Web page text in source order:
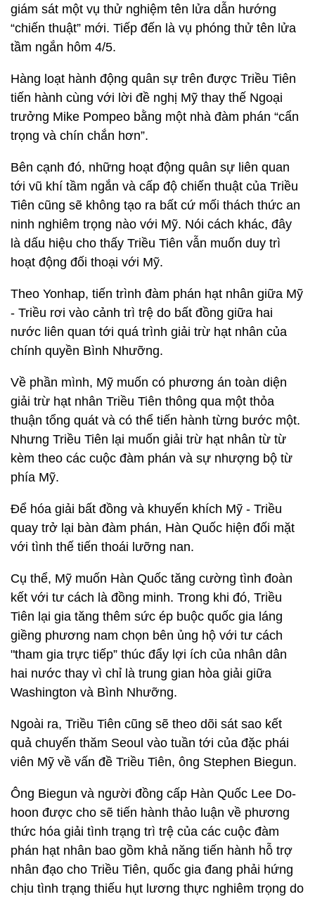
giám sát một vụ thử nghiệm tên lửa dẫn hướng
“chiến thuật” mới. Tiếp đến là vụ phóng thử tên lửa
tầm ngắn hôm 4/5.
Hàng loạt hành động quân sự trên được Triều Tiên
tiến hành cùng với lời đề nghị Mỹ thay thế Ngoại
trưởng Mike Pompeo bằng một nhà đàm phán “cẩn
trọng và chín chắn hơn”.
Bên cạnh đó, những hoạt động quân sự liên quan
tới vũ khí tầm ngắn và cấp độ chiến thuật của Triều
Tiên cũng sẽ không tạo ra bất cứ mối thách thức an
ninh nghiêm trọng nào với Mỹ. Nói cách khác, đây
là dấu hiệu cho thấy Triều Tiên vẫn muốn duy trì
hoạt động đối thoại với Mỹ.
Theo Yonhap, tiến trình đàm phán hạt nhân giữa Mỹ
- Triều rơi vào cảnh trì trệ do bất đồng giữa hai
nước liên quan tới quá trình giải trừ hạt nhân của
chính quyền Bình Nhưỡng.
Về phần mình, Mỹ muốn có phương án toàn diện
giải trừ hạt nhân Triều Tiên thông qua một thỏa
thuận tổng quát và có thể tiến hành từng bước một.
Nhưng Triều Tiên lại muốn giải trừ hạt nhân từ từ
kèm theo các cuộc đàm phán và sự nhượng bộ từ
phía Mỹ.
Để hóa giải bất đồng và khuyến khích Mỹ - Triều
quay trở lại bàn đàm phán, Hàn Quốc hiện đối mặt
với tình thế tiến thoái lưỡng nan.
Cụ thể, Mỹ muốn Hàn Quốc tăng cường tình đoàn
kết với tư cách là đồng minh. Trong khi đó, Triều
Tiên lại gia tăng thêm sức ép buộc quốc gia láng
giềng phương nam chọn bên ủng hộ với tư cách
"tham gia trực tiếp” thúc đẩy lợi ích của nhân dân
hai nước thay vì chỉ là trung gian hòa giải giữa
Washington và Bình Nhưỡng.
Ngoài ra, Triều Tiên cũng sẽ theo dõi sát sao kết
quả chuyến thăm Seoul vào tuần tới của đặc phái
viên Mỹ về vấn đề Triều Tiên, ông Stephen Biegun.
Ông Biegun và người đồng cấp Hàn Quốc Lee Do-
hoon được cho sẽ tiến hành thảo luận về phương
thức hóa giải tình trạng trì trệ của các cuộc đàm
phán hạt nhân bao gồm khả năng tiến hành hỗ trợ
nhân đạo cho Triều Tiên, quốc gia đang phải hứng
chịu tình trạng thiếu hụt lương thực nghiêm trọng do